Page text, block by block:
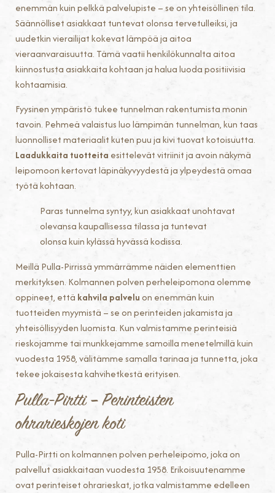
enemmän kuin pelkkä palvelupiste – se on yhteisöllinen tila.
Säännölliset asiakkaat tuntevat olonsa tervetulleiksi, ja
uudetkin vierailijat kokevat lämpöä ja aitoa
vieraanvaraisuutta. Tämä vaatii henkilökunnalta aitoa
kiinnostusta asiakkaita kohtaan ja halua luoda positiivisia
kohtaamisia.
Fyysinen ympäristö tukee tunnelman rakentumista monin
tavoin. Pehmeä valaistus luo lämpimän tunnelman, kun taas
luonnolliset materiaalit kuten puu ja kivi tuovat kotoisuutta.
Laadukkaita tuotteita esittelevät vitriinit ja avoin näkymä
leipomoon kertovat läpinäkyvyydestä ja ylpeydestä omaa
työtä kohtaan.
Paras tunnelma syntyy, kun asiakkaat unohtavat
olevansa kaupallisessa tilassa ja tuntevat
olonsa kuin kylässä hyvässä kodissa.
Meillä Pulla-Pirrissä ymmärrämme näiden elementtien
merkityksen. Kolmannen polven perheleipomona olemme
oppineet, että kahvila palveluon enemmän kuin
tuotteiden myymistä – se on perinteiden jakamista ja
yhteisöllisyyden luomista. Kun valmistamme perinteisiä
rieskojamme tai munkkejamme samoilla menetelmillä kuin
vuodesta 1958, välitämme samalla tarinaa ja tunnetta, joka
tekee jokaisesta kahvihetkestä erityisen.
Pulla-Pirtti – Perinteisten
ohrarieskojen koti
Pulla-Pirtti on kolmannen polven perheleipomo, joka on
palvellut asiakkaitaan vuodesta 1958. Erikoisuutenamme
ovat perinteiset ohrarieskat, jotka valmistamme edelleen